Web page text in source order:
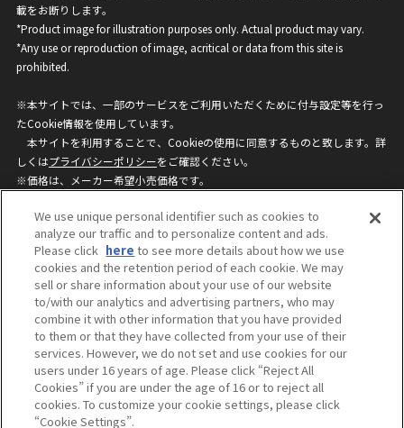
載をお断りします。
*Product image for illustration purposes only. Actual product may vary.
*Any use or reproduction of image, acritical or data from this site is
prohibited.
※本サイトでは、一部のサービスをご利用いただくために付与設定等を行っ
たCookie情報を使用しています。
本サイトを利用することで、Cookieの使用に同意するものと致します。詳
しくはプライバシーポリシーをご確認ください。
※価格は、メーカー希望小売価格です。
ざいますのでご了承ください。
privacypolicy
Do Not Sell or Share My
Personal Information
ウェブサイトご利用条件
ソーシャルメディアポリシー
個人情報保護方針
お問い合わせ
©BANDAI
We use unique personal identifier such as cookies to
analyze our traffic and to personalize content and ads.
Please click here to see more details about how we use
cookies and the retention period of each cookie. We may
sell or share information about your use of our website
to/with our analytics and advertising partners, who may
combine it with other information that you have provided
to them or that they have collected from your use of their
services. However, we do not set and use cookies for our
users under 16 years of age. Please click “Reject All
Cookies” if you are under the age of 16 or to reject all
cookies. To customize your cookie settings, please click
“Cookie Settings”.